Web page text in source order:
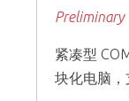
Preliminary
紧凑型
块化电脑